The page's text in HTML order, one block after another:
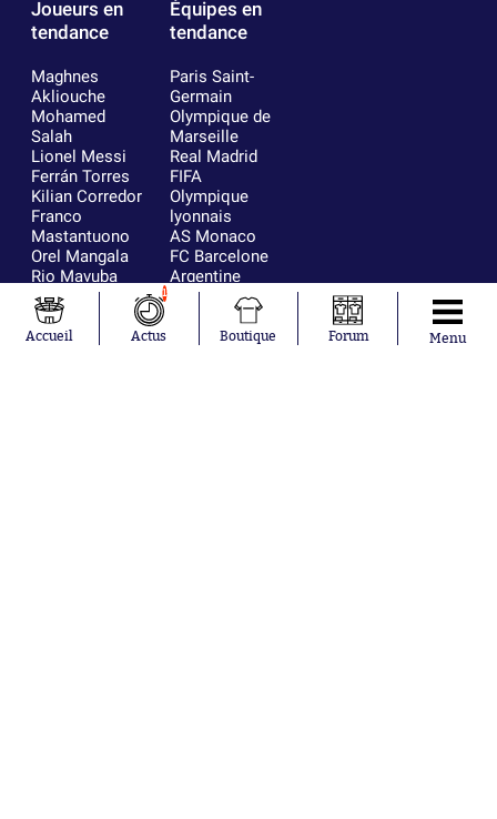
Joueurs en
tendance
Maghnes
Akliouche
Mohamed
Salah
Lionel Messi
Ferrán Torres
Kilian Corredor
Franco
Mastantuono
Orel Mangala
Rio Mavuba
Rodri
Mika Godts
Équipes en
tendance
Paris Saint-
Germain
Olympique de
Marseille
Real Madrid
FIFA
Olympique
lyonnais
AS Monaco
FC Barcelone
Argentine
RC Strasbourg
Trabzonspor
Accueil
1
Actus Boutique Forum Menu